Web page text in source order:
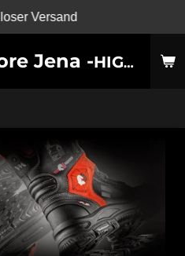
Jena -HIGH-TECHNOLOGY SHOES-
Versand